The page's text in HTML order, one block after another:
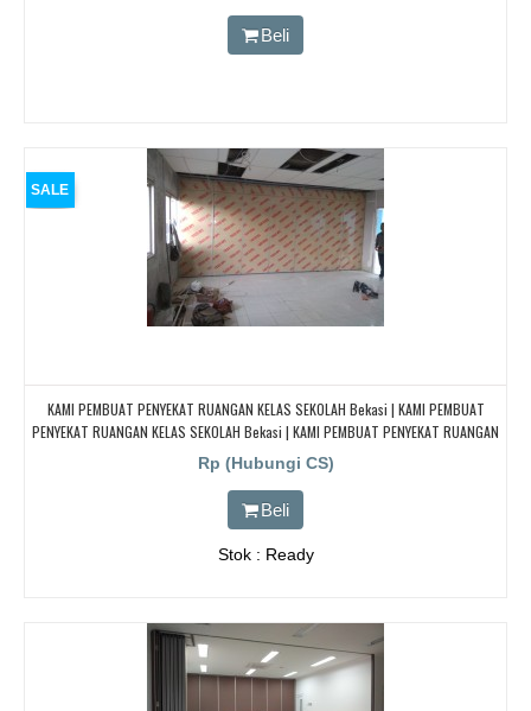
Beli
SALE
KAMI PEMBUAT PENYEKAT RUANGAN KELAS SEKOLAH Bekasi | KAMI PEMBUAT
PENYEKAT RUANGAN KELAS SEKOLAH Bekasi | KAMI PEMBUAT PENYEKAT RUANGAN
KELAS SEKOLAH Bekasi | KAMI PEMBUAT PENYEKAT RUANGAN KELAS SEKOLAH
Rp (Hubungi CS)
Beli
Stok : Ready